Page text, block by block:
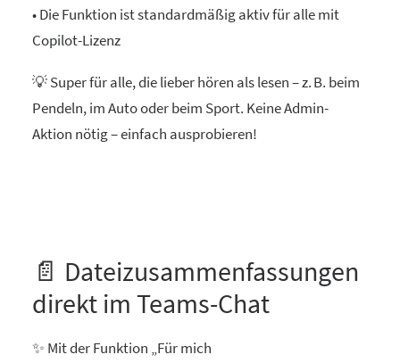
• Die Funktion ist standardmäßig aktiv für alle mit
Copilot-Lizenz
💡 Super für alle, die lieber hören als lesen – z. B. beim
Pendeln, im Auto oder beim Sport. Keine Admin-
Aktion nötig – einfach ausprobieren!
📄 Dateizusammenfassungen
direkt im Teams-Chat
✨ Mit der Funktion „Für mich